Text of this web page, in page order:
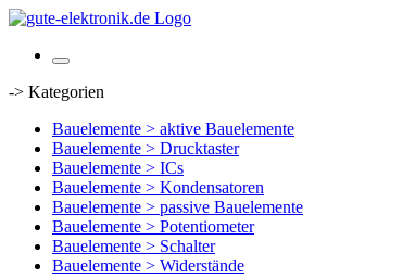
-> Kategorien
Bauelemente > aktive Bauelemente
Bauelemente > Drucktaster
Bauelemente > ICs
Bauelemente > Kondensatoren
Bauelemente > passive Bauelemente
Bauelemente > Potentiometer
Bauelemente > Schalter
Bauelemente > Widerstände